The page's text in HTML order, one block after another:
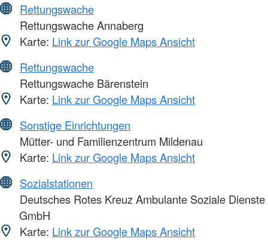
Rettungswache
Rettungswache Annaberg
Karte: Link zur Google Maps Ansicht
Rettungswache
Rettungswache Bärenstein
Karte: Link zur Google Maps Ansicht
Sonstige Einrichtungen
Mütter- und Familienzentrum Mildenau
Karte: Link zur Google Maps Ansicht
Sozialstationen
Deutsches Rotes Kreuz Ambulante Soziale Dienste
GmbH
Karte: Link zur Google Maps Ansicht